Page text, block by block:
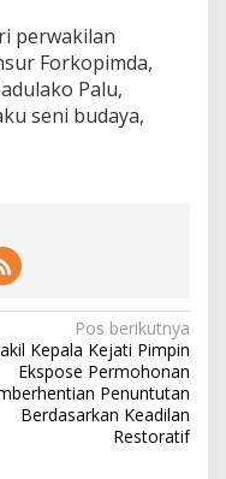
perwakilan
Forkopimda,
Palu,
seni budaya,
Pos berikutnya
Kepala Kejati Pimpin
Ekspose Permohonan
Penuntutan
Berdasarkan Keadilan
Restoratif